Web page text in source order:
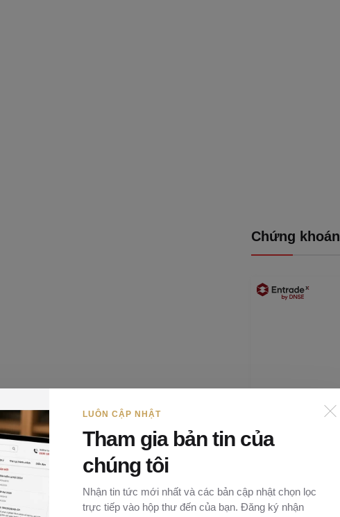
Chứng khoán
LUÔN CẬP NHẬT
Tham gia bản tin của
chúng tôi
Nhận tin tức mới nhất và các bản cập nhật chọn lọc
trực tiếp vào hộp thư đến của bạn. Đăng ký nhận